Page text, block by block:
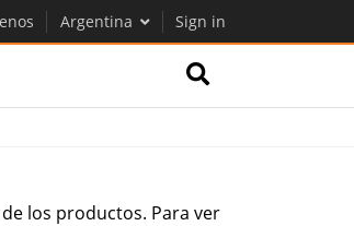
Argentina Sign in
los productos. Para ver